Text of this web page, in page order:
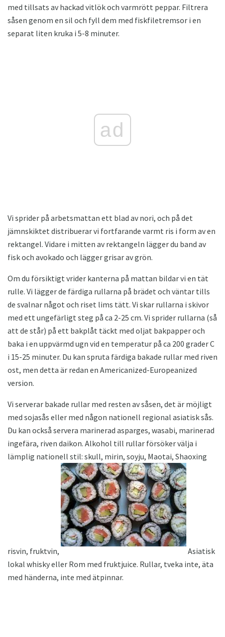
med tillsats av hackad vitlök och varmrött peppar. Filtrera
såsen genom en sil och fyll dem med fiskfiletremsor i en
separat liten kruka i 5-8 minuter.
ad
Vi sprider på arbetsmattan ett blad av nori, och på det
jämnskiktet distribuerar vi fortfarande varmt ris i form av en
rektangel. Vidare i mitten av rektangeln lägger du band av
fisk och avokado och lägger grisar av grön.
Om du försiktigt vrider kanterna på mattan bildar vi en tät
rulle. Vi lägger de färdiga rullarna på brädet och väntar tills
de svalnar något och riset lims tätt. Vi skar rullarna i skivor
med ett ungefärligt steg på ca 2-25 cm. Vi sprider rullarna (så
att de står) på ett bakplåt täckt med oljat bakpapper och
baka i en uppvärmd ugn vid en temperatur på ca 200 grader C
i 15-25 minuter. Du kan spruta färdiga bakade rullar med riven
ost, men detta är redan en Americanized-Europeanized
version.
Vi serverar bakade rullar med resten av såsen, det är möjligt
med sojasås eller med någon nationell regional asiatisk sås.
Du kan också servera marinerad asparges, wasabi, marinerad
ingefära, riven daikon. Alkohol till rullar försöker välja i
lämplig nationell stil: skull, mirin, soyju, Maotai, Shaoxing
risvin, fruktvin,
Asiatisk
lokal whisky eller Rom med fruktjuice. Rullar, tveka inte, äta
med händerna, inte med ätpinnar.